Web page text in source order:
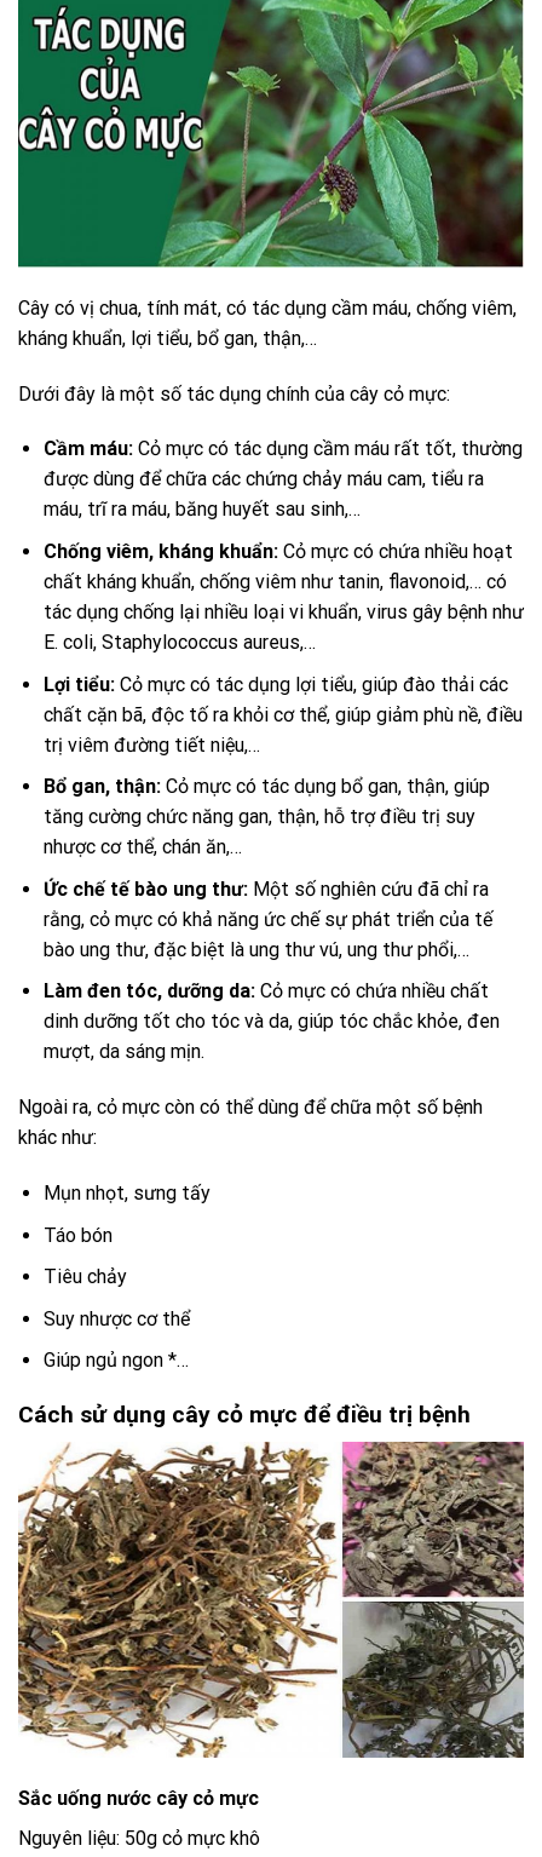
Cây có vị chua, tính mát, có tác dụng cầm máu, chống viêm,
kháng khuẩn, lợi tiểu, bổ gan, thận,…
Dưới đây là một số tác dụng chính của cây cỏ mực:
Cầm máu:Cỏ mực có tác dụng cầm máu rất tốt, thường
được dùng để chữa các chứng chảy máu cam, tiểu ra
máu, trĩ ra máu, băng huyết sau sinh,…
Chống viêm, kháng khuẩn:Cỏ mực có chứa nhiều hoạt
chất kháng khuẩn, chống viêm như tanin, flavonoid,… có
tác dụng chống lại nhiều loại vi khuẩn, virus gây bệnh như
E. coli, Staphylococcus aureus,…
Lợi tiểu:Cỏ mực có tác dụng lợi tiểu, giúp đào thải các
chất cặn bã, độc tố ra khỏi cơ thể, giúp giảm phù nề, điều
trị viêm đường tiết niệu,…
Bổ gan, thận:Cỏ mực có tác dụng bổ gan, thận, giúp
tăng cường chức năng gan, thận, hỗ trợ điều trị suy
nhược cơ thể, chán ăn,…
Ức chế tế bào ung thư:Một số nghiên cứu đã chỉ ra
rằng, cỏ mực có khả năng ức chế sự phát triển của tế
bào ung thư, đặc biệt là ung thư vú, ung thư phổi,…
Làm đen tóc, dưỡng da:Cỏ mực có chứa nhiều chất
dinh dưỡng tốt cho tóc và da, giúp tóc chắc khỏe, đen
mượt, da sáng mịn.
Ngoài ra, cỏ mực còn có thể dùng để chữa một số bệnh
khác như:
Mụn nhọt, sưng tấy
Táo bón
Tiêu chảy
Suy nhược cơ thể
Giúp ngủ ngon *…
Cách sử dụng cây cỏ mực để điều trị bệnh
Sắc uống nước cây cỏ mực
Nguyên liệu: 50g cỏ mực khô